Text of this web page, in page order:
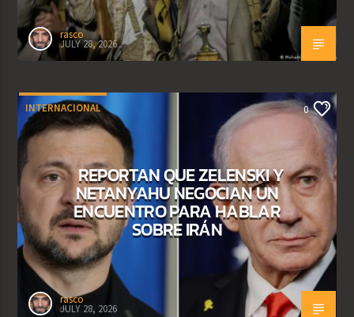
rasco
JULY 28, 2026
INTERNACIONAL 0
REPORTAN QUE ZELENSKI Y
NETANYAHU NEGOCIAN UN
ENCUENTRO PARA HABLAR
SOBRE IRÁN
rasco
JULY 28, 2026